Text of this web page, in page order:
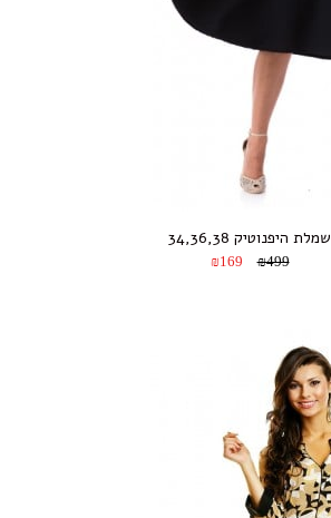
שמלת היפנוטיק 34,36,38
₪499
₪169